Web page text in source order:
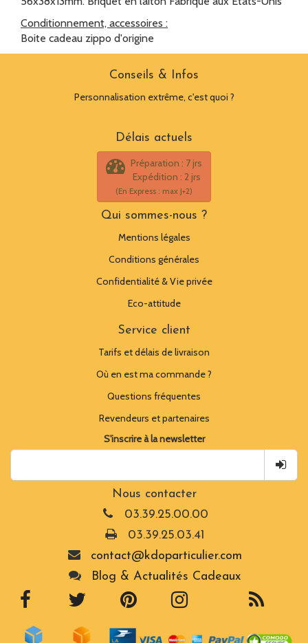
Conditionnement, accessoires :
Boite cadeau zippo d'origine
Conseils & Infos
Personnalisation extrême, c'est quoi ?
Délais actuels
Préparation : 7 jrs
Expédition : 2 jrs
(En Express : max J+2)
Qui sommes-nous ?
Mentions légales
Conditions générales
Confidentialité & Vie privée
Eco-attitude
Service client
Tarifs et délais de livraison
Où en est ma commande ?
Questions fréquentes
Revendeurs et partenaires
S'inscrire à la newsletter
Nous contacter
03.39.25.00.00
03.39.25.03.41
contact@kdoparticulier.com
Blog & Actualités Cadeaux